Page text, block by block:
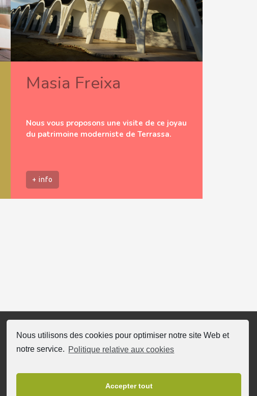
Nous utilisons des cookies pour optimiser notre site Web et
notre service. Politique relative aux cookies
Accepter tout
Masia Freixa
Nous vous proposons une visite de ce joyau
du patrimoine moderniste de Terrassa.
+ info
Suivez nous